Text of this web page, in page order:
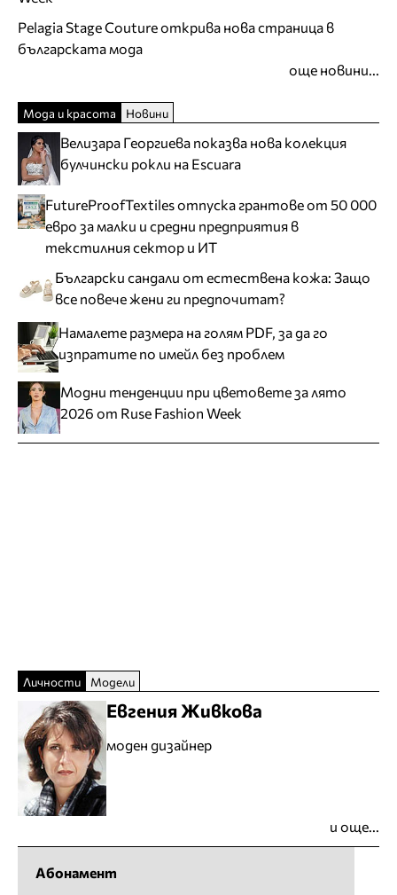
Pelagia Stage Couture открива нова страница в
българската мода
още новини...
Мода и красота Новини
Велизара Георгиева показва нова колекция
булчински рокли на Escuara
FutureProofTextiles отпуска грантове от 50 000
евро за малки и средни предприятия в
текстилния сектор и ИТ
Български сандали от естествена кожа: Защо
все повече жени ги предпочитат?
Намалете размера на голям PDF, за да го
изпратите по имейл без проблем
Модни тенденции при цветовете за лято
2026 от Ruse Fashion Week
Личности Модели
Евгения Живкова
моден дизайнер
и още...
Абонамент